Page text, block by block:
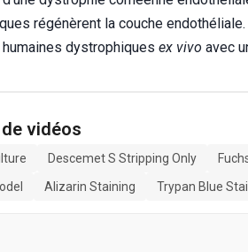
régénèrent la couche
dystrophiques ex vivo avec
vidéos
Descemet S Stripping Only
Alizarin Staining Trypan Blue